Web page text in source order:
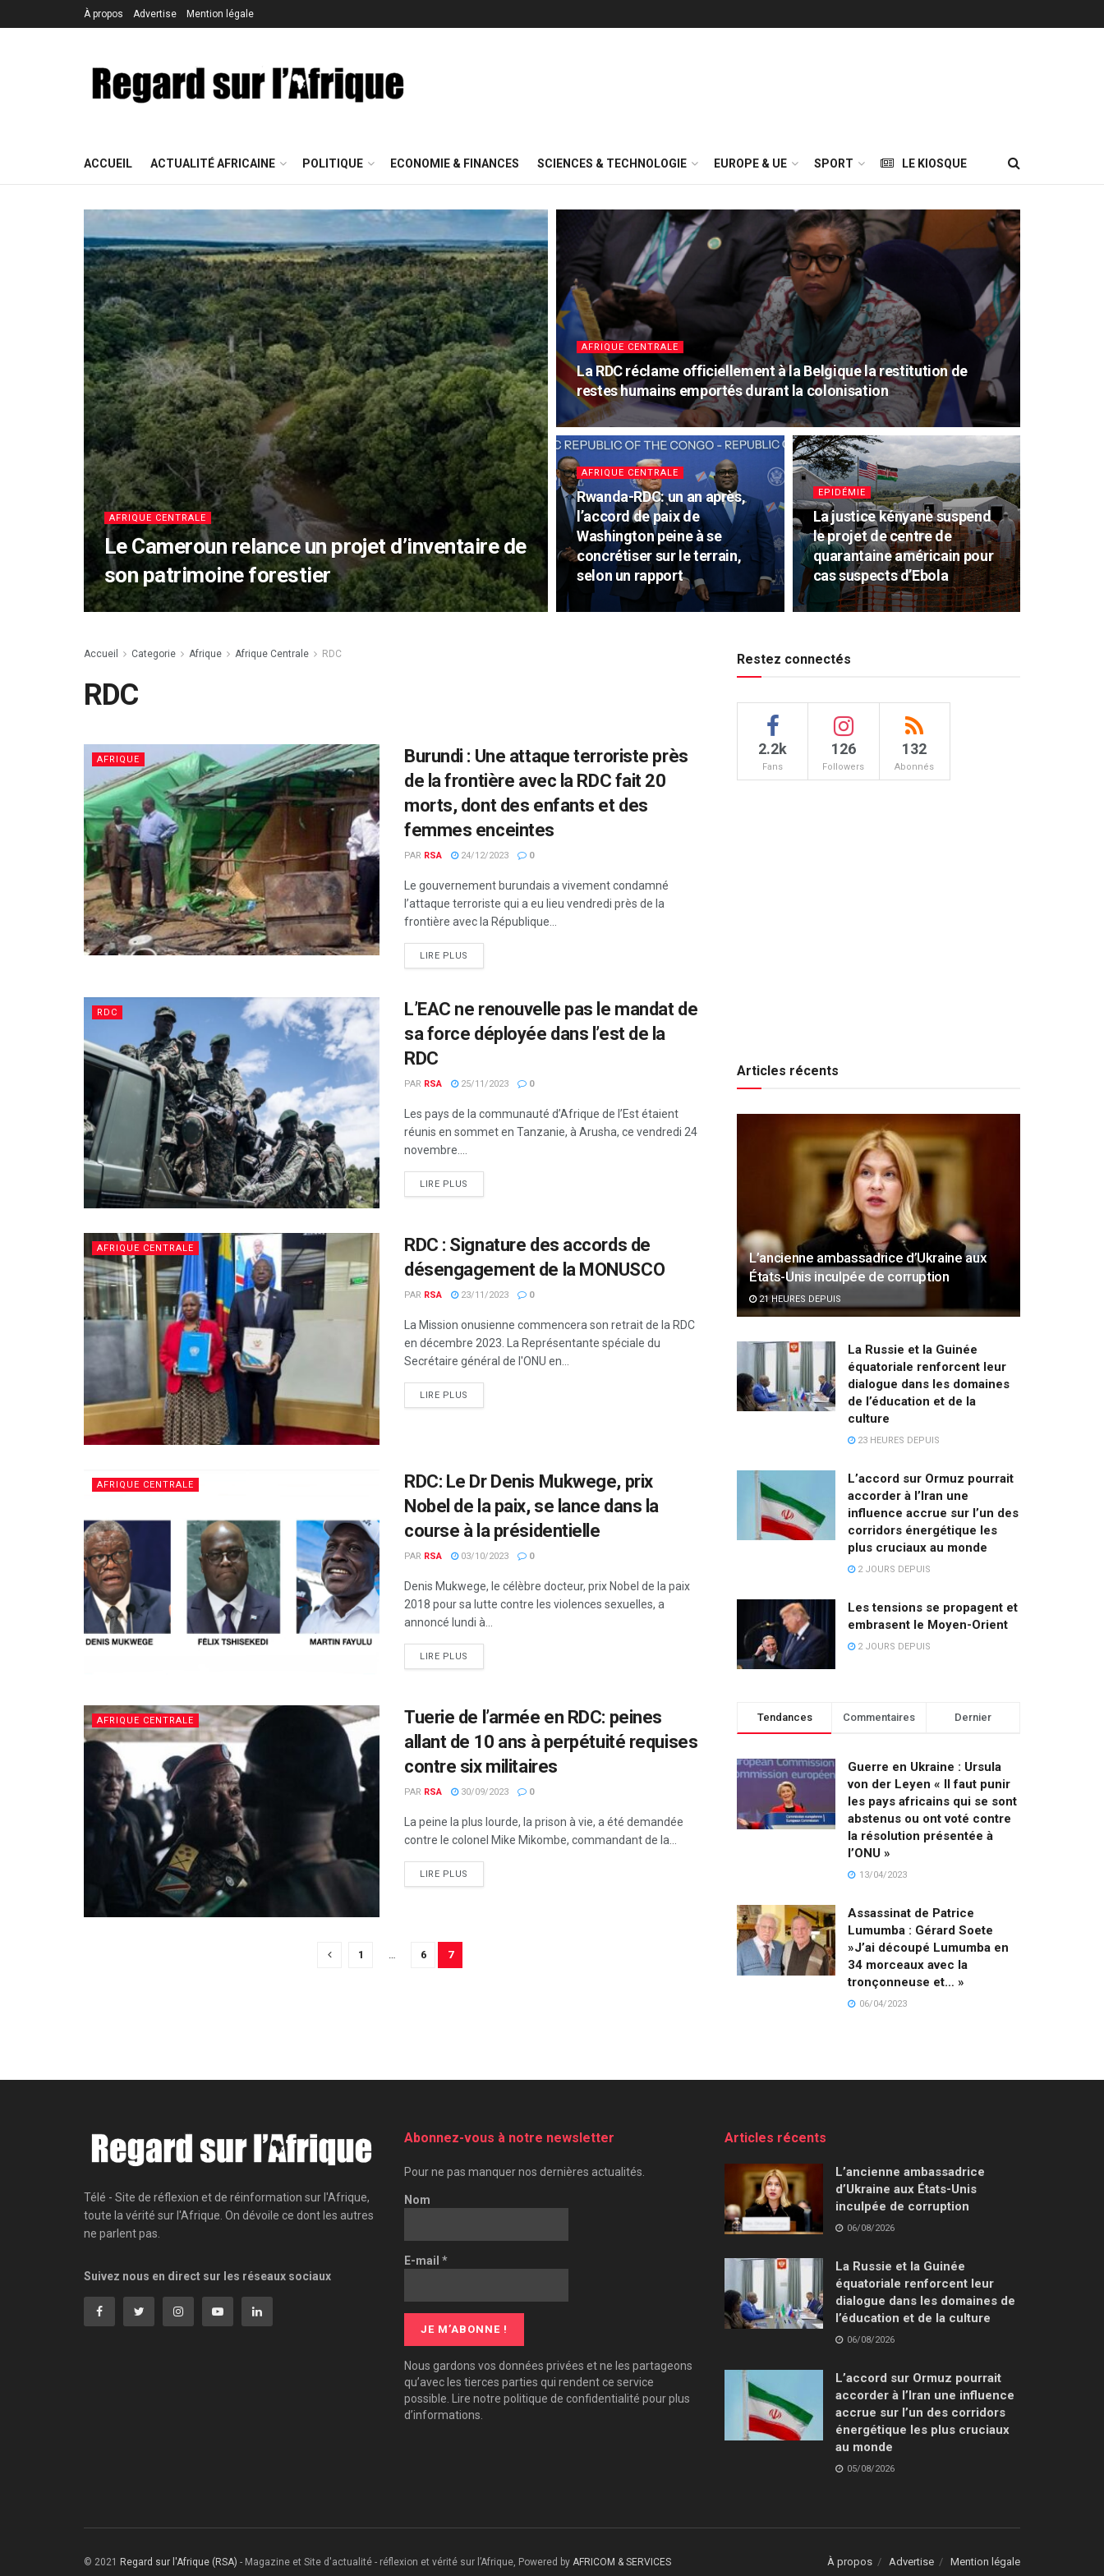
À propos Advertise Mention légale
ACCUEIL ACTUALITÉ AFRICAINE POLITIQUE ECONOMIE & FINANCES SCIENCES & TECHNOLOGIE EUROPE & UE SPORT LE KIOSQUE
AFRIQUE CENTRALE
Le Cameroun relance un projet d’inventaire de
son patrimoine forestier
AFRIQUE CENTRALE
La RDC réclame officiellement à la Belgique la restitution de
restes humains emportés durant la colonisation
AFRIQUE CENTRALE
Rwanda-RDC: un an après,
l’accord de paix de
Washington peine à se
concrétiser sur le terrain,
selon un rapport
EPIDÉMIE
La justice kényane suspend
le projet de centre de
quarantaine américain pour
cas suspects d’Ebola
Accueil Categorie Afrique Afrique Centrale RDC
RDC
AFRIQUE
Burundi : Une attaque terroriste près
de la frontière avec la RDC fait 20
morts, dont des enfants et des
femmes enceintes
PAR RSA 24/12/2023 0
Le gouvernement burundais a vivement condamné
l’attaque terroriste qui a eu lieu vendredi près de la
frontière avec la République...
LIRE PLUS
RDC
L’EAC ne renouvelle pas le mandat de
sa force déployée dans l’est de la
RDC
PAR RSA 25/11/2023 0
Les pays de la communauté d’Afrique de l’Est étaient
réunis en sommet en Tanzanie, à Arusha, ce vendredi 24
novembre....
LIRE PLUS
AFRIQUE CENTRALE
RDC : Signature des accords de
désengagement de la MONUSCO
PAR RSA 23/11/2023 0
La Mission onusienne commencera son retrait de la RDC
en décembre 2023. La Représentante spéciale du
Secrétaire général de l'ONU en...
LIRE PLUS
AFRIQUE CENTRALE
RDC: Le Dr Denis Mukwege, prix
Nobel de la paix, se lance dans la
course à la présidentielle
PAR RSA 03/10/2023 0
Denis Mukwege, le célèbre docteur, prix Nobel de la paix
2018 pour sa lutte contre les violences sexuelles, a
annoncé lundi à...
LIRE PLUS
AFRIQUE CENTRALE
Tuerie de l’armée en RDC: peines
allant de 10 ans à perpétuité requises
contre six militaires
PAR RSA 30/09/2023 0
La peine la plus lourde, la prison à vie, a été demandée
contre le colonel Mike Mikombe, commandant de la...
LIRE PLUS
1 6 7
Restez connectés
2.2k
Fans
126
Followers
132
Abonnés
Articles récents
L’ancienne ambassadrice d’Ukraine aux
États-Unis inculpée de corruption
21 HEURES DEPUIS
La Russie et la Guinée
équatoriale renforcent leur
dialogue dans les domaines
de l’éducation et de la
culture
23 HEURES DEPUIS
L’accord sur Ormuz pourrait
accorder à l’Iran une
influence accrue sur l’un des
corridors énergétique les
plus cruciaux au monde
2 JOURS DEPUIS
Les tensions se propagent et
embrasent le Moyen-Orient
2 JOURS DEPUIS
Tendances Commentaires Dernier
Guerre en Ukraine : Ursula
von der Leyen « Il faut punir
les pays africains qui se sont
abstenus ou ont voté contre
la résolution présentée à
l’ONU »
13/04/2023
Assassinat de Patrice
Lumumba : Gérard Soete
»J’ai découpé Lumumba en
34 morceaux avec la
tronçonneuse et… »
06/04/2023
Télé - Site de réflexion et de réinformation sur l'Afrique,
toute la vérité sur l'Afrique. On dévoile ce dont les autres
ne parlent pas.
Suivez nous en direct sur les réseaux sociaux
Abonnez-vous à notre newsletter
Pour ne pas manquer nos dernières actualités.
Nom
E-mail *
Nous gardons vos données privées et ne les partageons
qu’avec les tierces parties qui rendent ce service
possible. Lire notre politique de confidentialité pour plus
d’informations.
Articles récents
L’ancienne ambassadrice
d’Ukraine aux États-Unis
inculpée de corruption
06/08/2026
La Russie et la Guinée
équatoriale renforcent leur
dialogue dans les domaines de
l’éducation et de la culture
06/08/2026
L’accord sur Ormuz pourrait
accorder à l’Iran une influence
accrue sur l’un des corridors
énergétique les plus cruciaux
au monde
05/08/2026
À propos Advertise Mention légale
© 2021 Regard sur l'Afrique (RSA) - Magazine et Site d'actualité - réflexion et vérité sur l’Afrique, Powered by AFRICOM & SERVICES